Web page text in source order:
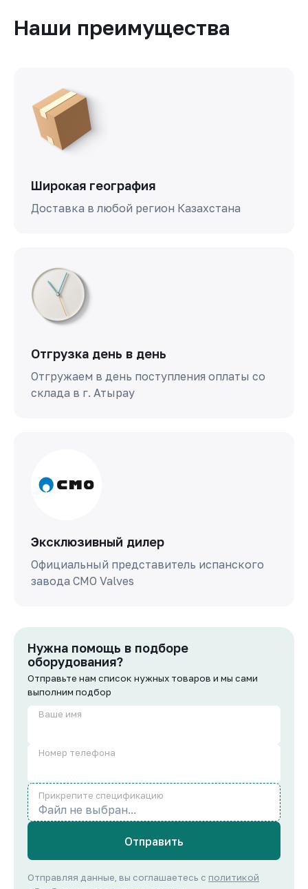
Наши преимущества
Широкая география
Доставка в любой регион Казахстана
Отгрузка день в день
Отгружаем в день поступления оплаты со
склада в г. Атырау
Эксклюзивный дилер
Официальный представитель испанского
завода СМО Valves
Нужна помощь в подборе
оборудования?
Отправьте нам список нужных товаров и мы сами
выполним подбор
Ваше имя
Номер телефона
Прикрепите спецификацию
Файл не выбран...
Отправить
Отправляя данные, вы соглашаетесь с политикой